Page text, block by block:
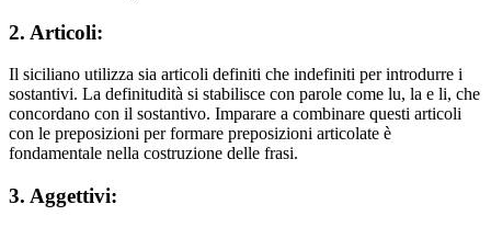
2. Articoli:
Il siciliano utilizza sia articoli definiti che indefiniti per introdurre i
sostantivi. La definitudità si stabilisce con parole come lu, la e li, che
concordano con il sostantivo. Imparare a combinare questi articoli
con le preposizioni per formare preposizioni articolate è
fondamentale nella costruzione delle frasi.
3. Aggettivi: